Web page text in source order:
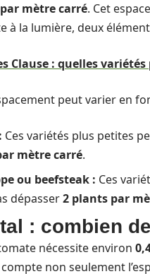
mètre carré. Cet
à la lumière, deux
Clause : quelles
peut varier en
Ces variétés plus petites
mètre carré.
ou beefsteak : Ces
dépasser2 plants par
: combien
nécessite environ
non seulement